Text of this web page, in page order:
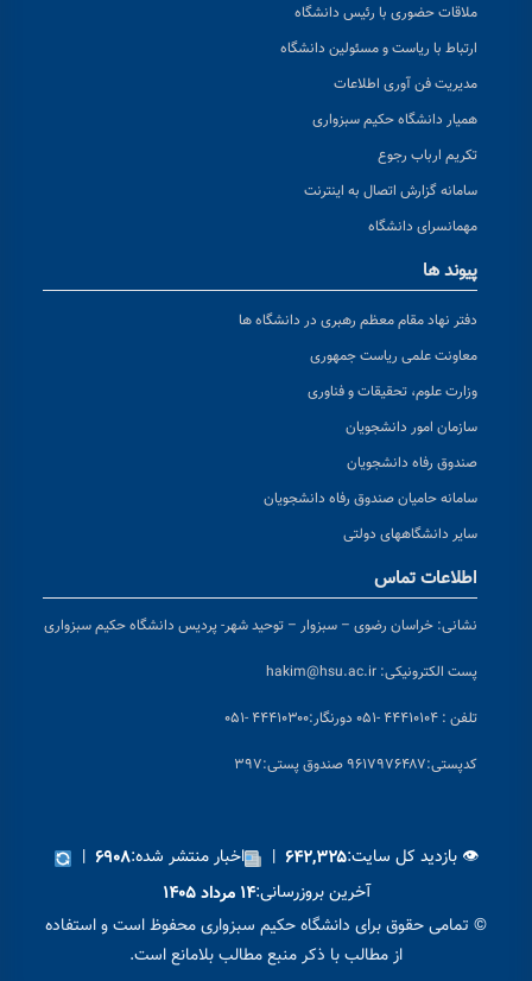
ملاقات حضوری با رئیس دانشگاه
ارتباط با ریاست و مسئولین دانشگاه
مدیریت فن آوری اطلاعات
همیار دانشگاه حکیم سبزواری
تکریم ارباب رجوع
سامانه گزارش اتصال به اینترنت
مهمانسرای دانشگاه
پیوند ها
دفتر نهاد مقام معظم رهبری در دانشگاه ها
معاونت علمی ریاست جمهوری
وزارت علوم، تحقیقات و فناوری
سازمان امور دانشجویان
صندوق رفاه دانشجویان
سامانه حامیان صندوق رفاه دانشجویان
سایر دانشگاههای دولتی
اطلاعات تماس
نشانی: خراسان رضوی – سبزوار – توحید شهر- پردیس دانشگاه حکیم سبزواری
پست الکترونیکی: hakim@hsu.ac.ir
تلفن : ۴۴۴۱۰۱۰۴ -۰۵۱ دورنگار:۴۴۴۱۰۳۰۰ -۰۵۱
کدپستی:۹۶۱۷۹۷۶۴۸۷ صندوق پستی:۳۹۷
👁 بازدید کل سایت:۶۴۲,۳۲۵ | اخبار منتشر شده:۶۹۰۸ |
آخرین بروزرسانی:۱۴ مرداد ۱۴۰۵
© تمامی حقوق برای دانشگاه حکیم سبزواری محفوظ است و استفاده
از مطالب با ذکر منبع مطالب بلامانع است.